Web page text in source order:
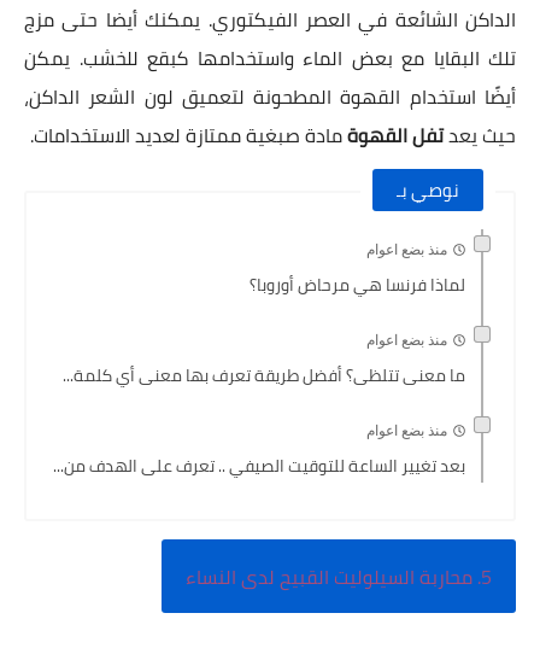
الداكن الشائعة في العصر الفيكتوري. يمكنك أيضا حتى مزج
تلك البقايا مع بعض الماء واستخدامها كبقع للخشب. يمكن
أيضًا استخدام القهوة المطحونة لتعميق لون الشعر الداكن،
حيث يعدتفل القهوةمادة صبغية ممتازة لعديد الاستخدامات.
نوصي بـ
منذ بضع اعوام
لماذا فرنسا هي مرحاض أوروبا؟
منذ بضع اعوام
ما معنى تتلظى؟ أفضل طريقة تعرف بها معنى أي كلمة...
منذ بضع اعوام
بعد تغيير الساعة للتوقيت الصيفي .. تعرف على الهدف من...
5. محاربة السيلوليت القبيح لدى النساء